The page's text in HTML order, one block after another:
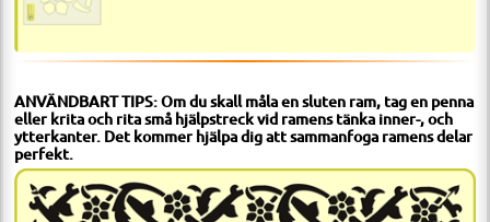
ANVÄNDBART TIPS: Om du skall måla en sluten ram, tag en penna
eller krita och rita små hjälpstreck vid ramens tänka inner-, och
ytterkanter. Det kommer hjälpa dig att sammanfoga ramens delar
perfekt.